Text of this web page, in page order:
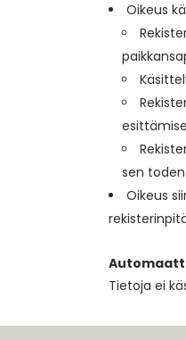
Oikeus
sen
Oikeus
Tietoja ei